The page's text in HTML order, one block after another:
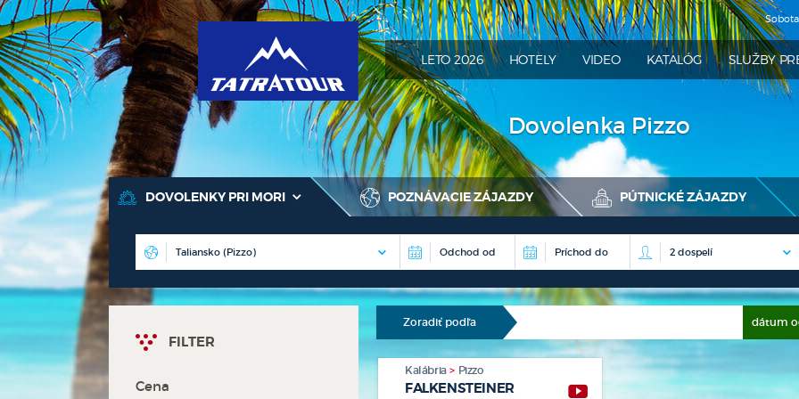
Sobota
LETO 2026 HOTELY VIDEO KATALÓG SLUŽBY
Dovolenka Pizzo
DOVOLENKY PRI MORI POZNÁVACIE ZÁJAZDY PÚTNICKÉ ZÁJAZDY
FILTER
Cena
Zoradiť podľa dátum
Kalábria Pizzo
FALKENSTEINER